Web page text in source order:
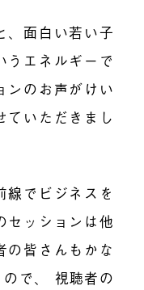
、面白い若い子
うエネルギーで
ンのお声がけい
ていただきまし
線でビジネスを
セッションは他
の皆さんもかな
で、 視聴者の